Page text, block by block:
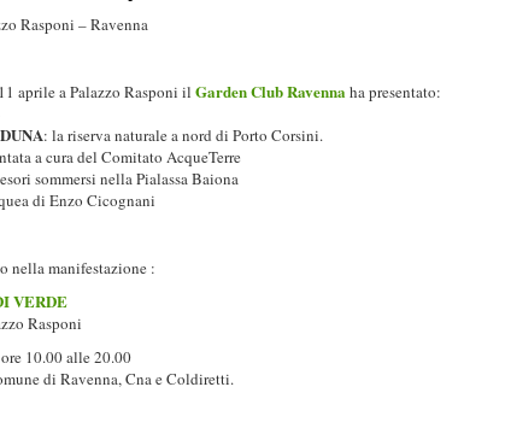
Rasponi – Ravenna
aprile a Palazzo Rasponi il Garden Club Ravennaha presentato:
: la riserva naturale a nord di Porto Corsini.
a cura del Comitato AcqueTerre
sommersi nella Pialassa Baiona
di Enzo Cicognani
nella manifestazione :
VERDE
Rasponi
10.00 alle 20.00
di Ravenna, Cna e Coldiretti.